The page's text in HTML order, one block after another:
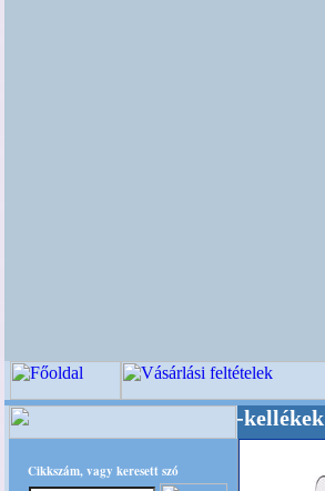
Cikkszám, vagy keresett szó
, Kegyeleti-kellékek és